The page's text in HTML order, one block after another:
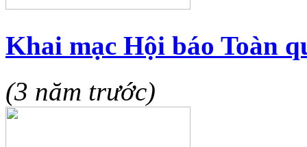
Khai mạc Hội báo Toàn
(3 năm trước)